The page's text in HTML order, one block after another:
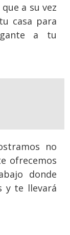
a su vez
casa para
a tu
no
ofrecemos
donde
y te llevará